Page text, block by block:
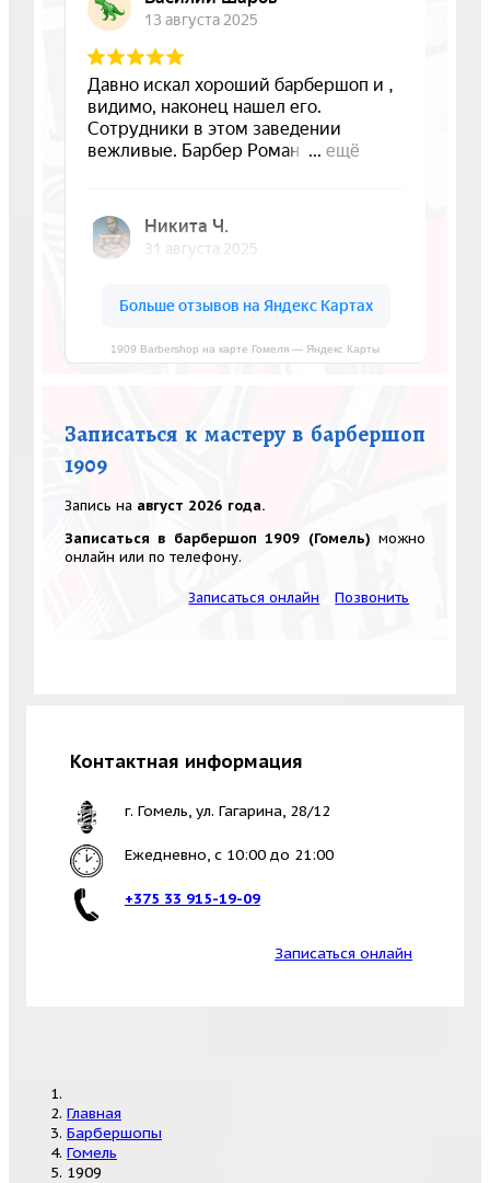
1909 Barbershop на карте Гомеля — Яндекс Карты
Записаться к мастеру в барбершоп
1909
Запись на август 2026 года.
Записаться в барбершоп 1909 (Гомель) можно
онлайн или по телефону.
Записаться онлайн Позвонить
Контактная информация
г. Гомель, ул. Гагарина, 28/12
Ежедневно, с 10:00 до 21:00
+375 33 915-19-09
Записаться онлайн
Главная
Барбершопы
Гомель
1909